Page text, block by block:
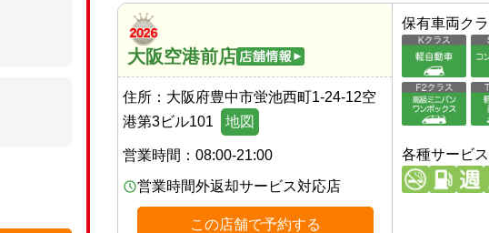
大阪空港前店
住所： 大阪府豊中市蛍池西町1-24-12空
港第3ビル101
地図
営業時間： 08:00-21:00
営業時間外返却サービス対応店
この店舗で予約する
保有車両ク
各種サービス